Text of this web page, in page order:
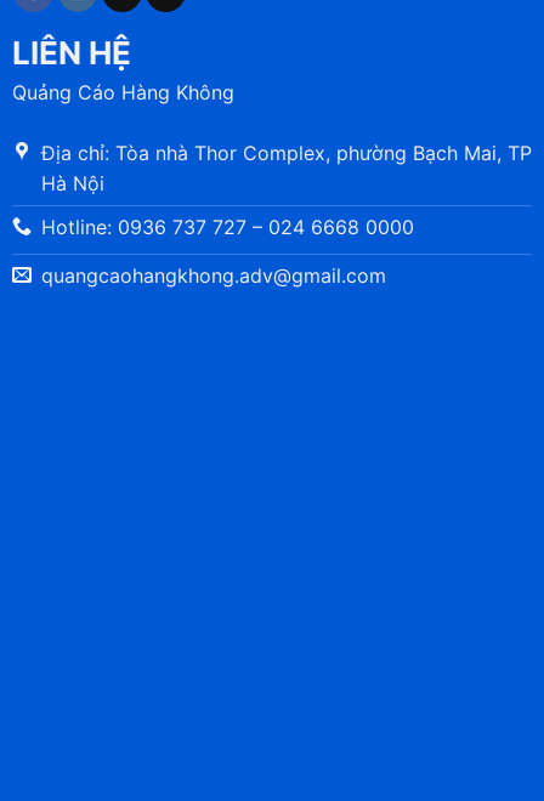
LIÊN HỆ
Quảng Cáo Hàng Không
Địa chỉ: Tòa nhà Thor Complex, phường Bạch Mai, TP
Hà Nội
Hotline: 0936 737 727 – 024 6668 0000
quangcaohangkhong.adv@gmail.com